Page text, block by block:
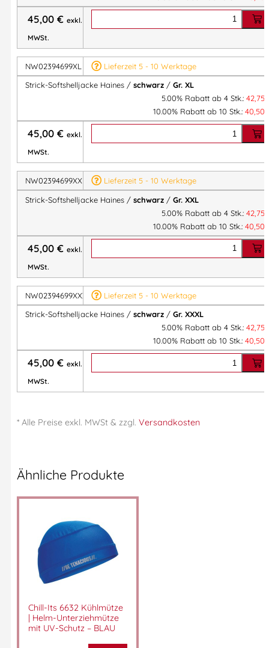
45,00 € exkl.
MWSt.
NW02394699XL
Lieferzeit 5 - 10 Werktage
Strick-Softshelljacke Haines / schwarz/ Gr. XL
5.00% Rabatt ab 4 Stk.: 42,75
10.00% Rabatt ab 10 Stk.: 40,50
45,00 € exkl.
MWSt.
NW02394699XXL
Lieferzeit 5 - 10 Werktage
Strick-Softshelljacke Haines / schwarz/ Gr. XXL
5.00% Rabatt ab 4 Stk.: 42,75
10.00% Rabatt ab 10 Stk.: 40,50
45,00 € exkl.
MWSt.
NW02394699XXXL
Lieferzeit 5 - 10 Werktage
Strick-Softshelljacke Haines / schwarz/ Gr. XXXL
5.00% Rabatt ab 4 Stk.: 42,75
10.00% Rabatt ab 10 Stk.: 40,50
45,00 € exkl.
MWSt.
* Alle Preise exkl. MWSt & zzgl. Versandkosten
Ähnliche Produkte
Chill-Its 6632 Kühlmütze
| Helm-Unterziehmütze
mit UV-Schutz – BLAU